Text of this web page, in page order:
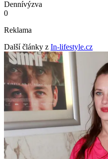
Dennívýzva
0
Reklama
Další články z In-lifestyle.cz